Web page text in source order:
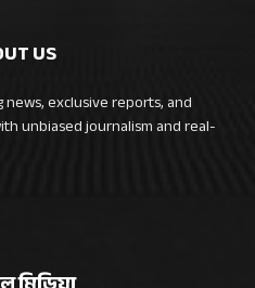
US
exclusive reports, and
unbiased journalism and real-